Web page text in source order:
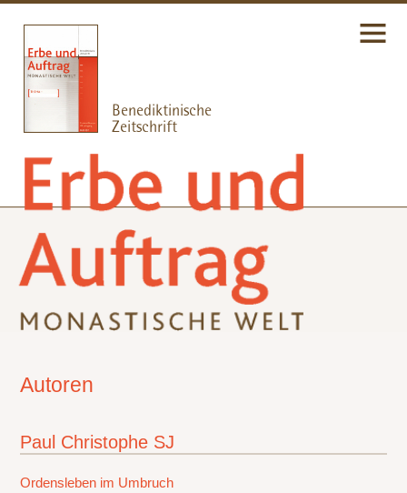
Autoren
Paul Christophe SJ
Ordensleben im Umbruch